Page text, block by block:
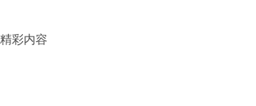
彩内容